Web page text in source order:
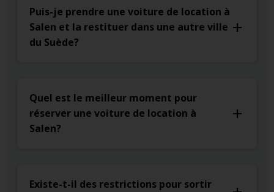
Puis-je prendre une voiture de location à
Salen et la restituer dans une autre ville
du Suède?
Quel est le meilleur moment pour
réserver une voiture de location à
Salen?
Existe-t-il des restrictions pour sortir